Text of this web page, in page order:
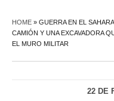
HOME » GUERRA EN EL
CAMIÓN Y UNA EXCAVADORA
EL MURO MILITAR
22 DE